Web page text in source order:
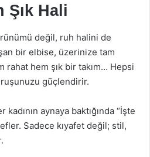
Şık Hali
değil, ruh halini de
bir elbise, üzerinize tam
rahat hem şık bir takım… Hepsi
güçlendirir.
aynaya baktığında “İşte
Sadece kıyafet değil; stil,